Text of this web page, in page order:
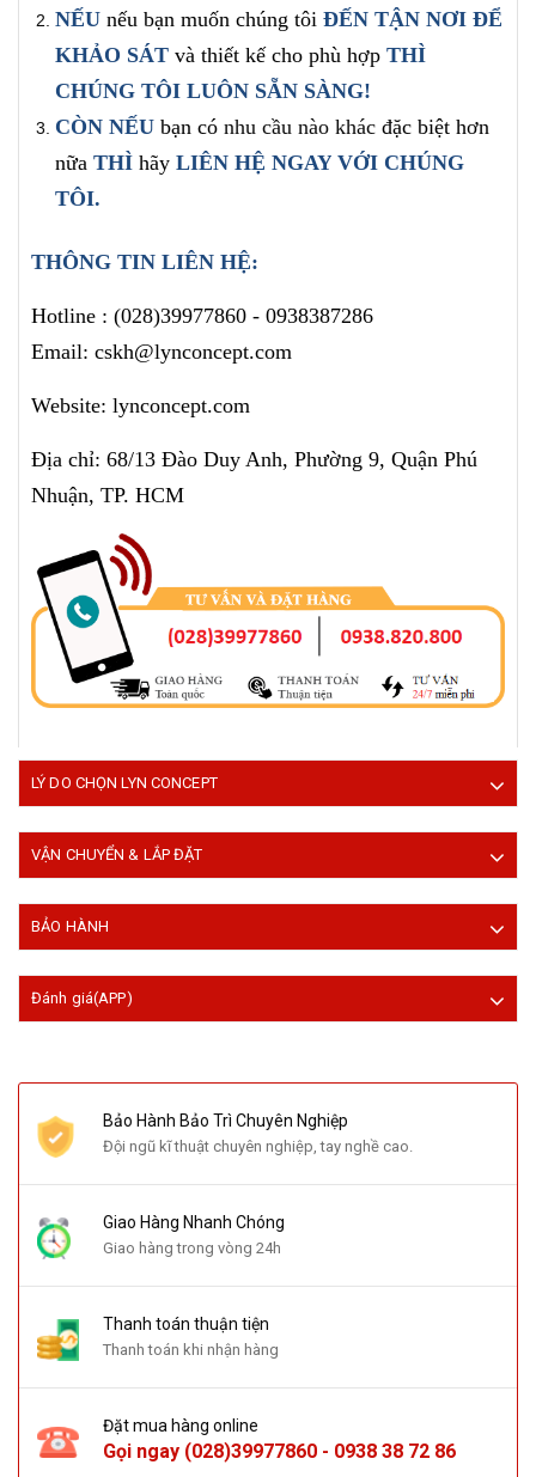
NẾU nếu bạn muốn chúng tôi ĐẾN TẬN NƠI ĐỂ
KHẢO SÁT và thiết kế cho phù hợp THÌ
CHÚNG TÔI LUÔN SẴN SÀNG!
CÒN NẾU bạn có nhu cầu nào khác đặc biệt hơn
nữa THÌ hãy LIÊN HỆ NGAY VỚI CHÚNG
TÔI.
THÔNG TIN LIÊN HỆ:
Hotline : (028)39977860 - 0938387286
Email: cskh@lynconcept.com
Website: lynconcept.com
Địa chỉ: 68/13 Đào Duy Anh, Phường 9, Quận Phú
Nhuận, TP. HCM
LÝ DO CHỌN LYN CONCEPT
VẬN CHUYỂN & LẮP ĐẶT
BẢO HÀNH
Đánh giá(APP)
Bảo Hành Bảo Trì Chuyên Nghiệp
Đội ngũ kĩ thuật chuyên nghiệp, tay nghề cao.
Giao Hàng Nhanh Chóng
Giao hàng trong vòng 24h
Thanh toán thuận tiện
Thanh toán khi nhận hàng
Đặt mua hàng online
Gọi ngay (028)39977860 - 0938 38 72 86